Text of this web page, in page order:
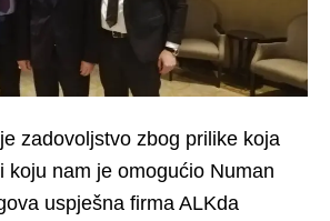
zadovoljstvo zbog prilike koja
koju nam je omogućio Numan
uspješna firma ALKda